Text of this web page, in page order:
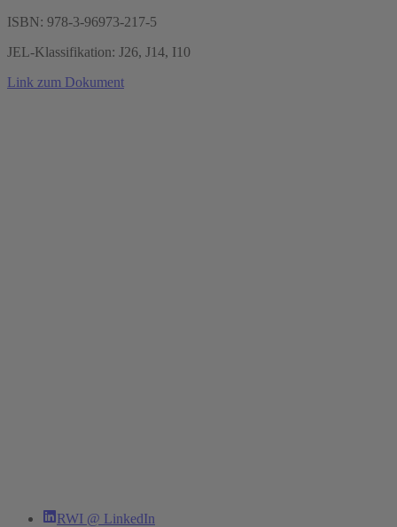
ISBN: 978-3-96973-217-5
JEL-Klassifikation: J26, J14, I10
Link zum Dokument
RWI @ LinkedIn